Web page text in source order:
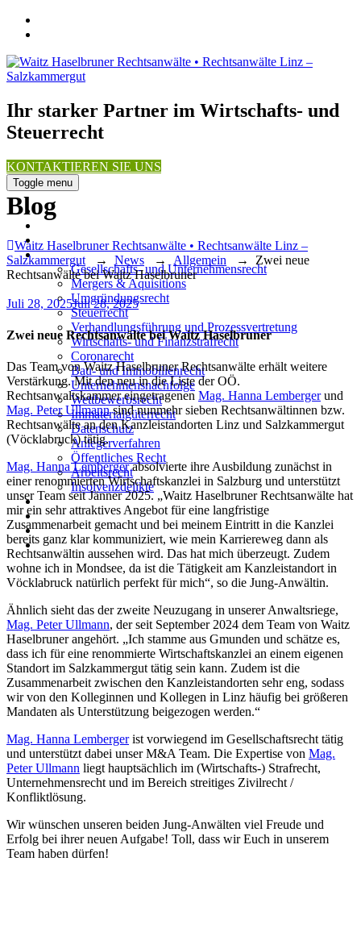
Ihr starker Partner im Wirtschafts- und
Steuerrecht
KONTAKTIEREN SIE UNS
Toggle menu
Über uns
News
Expertise / Fachgebiete
Gesellschafts- und Unternehmensrecht
Mergers & Aquisitions
Umgründungsrecht
Steuerrecht
Verhandlungsführung und Prozessvertretung
Wirtschafts- und Finanzstrafrecht
Coronarecht
Bau- und Immobilienrecht
Unternehmensnachfolge
Wettbewerbsrecht
Immaterialgüterrecht
Datenschutz
Anlegerverfahren
Öffentliches Recht
Arbeitsrecht
Insolvenzdelikte
Know How für Steuerberater
Kontaktieren Sie uns
Facebook
LinkedIn
Blog
Waitz Haselbruner Rechtsanwälte • Rechtsanwälte Linz –
Salzkammergut
→ News → Allgemein → Zwei neue
Rechtsanwälte bei Waitz Haselbruner
Posted
Juli 28, 2025Juli 28, 2025
Zwei neue Rechtsanwälte bei Waitz Haselbruner
Das Team von Waitz Haselbruner Rechtsanwälte erhält weitere
Verstärkung. Mit den neu in die Liste der OÖ.
Rechtsanwaltskammer eingetragenen Mag. Hanna Lembergerund
Mag. Peter Ullmannsind nunmehr sieben Rechtsanwältinnen bzw.
Rechtsanwälte an den Kanzleistandorten Linz und Salzkammergut
(Vöcklabruck) tätig.
Mag. Hanna Lembergerabsolvierte ihre Ausbildung zunächst in
einer renommierten Wirtschaftskanzlei in Salzburg und unterstützt
unser Team seit Jänner 2025. „Waitz Haselbruner Rechtsanwälte hat
mir ein sehr attraktives Angebot für eine langfristige
Zusammenarbeit gemacht und bei meinem Eintritt in die Kanzlei
bereits ganz klar kommuniziert, wie mein Karriereweg dann als
Rechtsanwältin aussehen wird. Das hat mich überzeugt. Zudem
wohne ich in Mondsee, da ist die Tätigkeit am Kanzleistandort in
Vöcklabruck natürlich perfekt für mich“, so die Jung-Anwältin.
Ähnlich sieht das der zweite Neuzugang in unserer Anwaltsriege,
Mag. Peter Ullmann, der seit September 2024 dem Team von Waitz
Haselbruner angehört. „Ich stamme aus Gmunden und schätze es,
dass ich für eine renommierte Wirtschaftskanzlei an einem eigenen
Standort im Salzkammergut tätig sein kann. Zudem ist die
Zusammenarbeit zwischen den Kanzleistandorten sehr eng, sodass
wir von den Kolleginnen und Kollegen in Linz häufig bei größeren
Mandaten als Unterstützung beigezogen werden.“
Mag. Hanna Lembergerist vorwiegend im Gesellschaftsrecht tätig
und unterstützt dabei unser M&A Team. Die Expertise von Mag.
Peter Ullmann liegt hauptsächlich im (Wirtschafts-) Strafrecht,
Unternehmensrecht und im Bereich streitiges Zivilrecht /
Konfliktlösung.
Wir wünschen unseren beiden Jung-Anwälten viel Freude und
Erfolg bei ihrer neuen Aufgabe! Toll, dass wir Euch in unserem
Team haben dürfen!